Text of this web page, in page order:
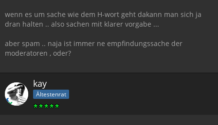
wenn es um sache wie dem H-wort geht dakann man sich ja
dran halten .. also sachen mit klarer vorgabe ...
aber spam .. naja ist immer ne empfindungssache der
moderatoren , oder?
kay
Ältestenrat